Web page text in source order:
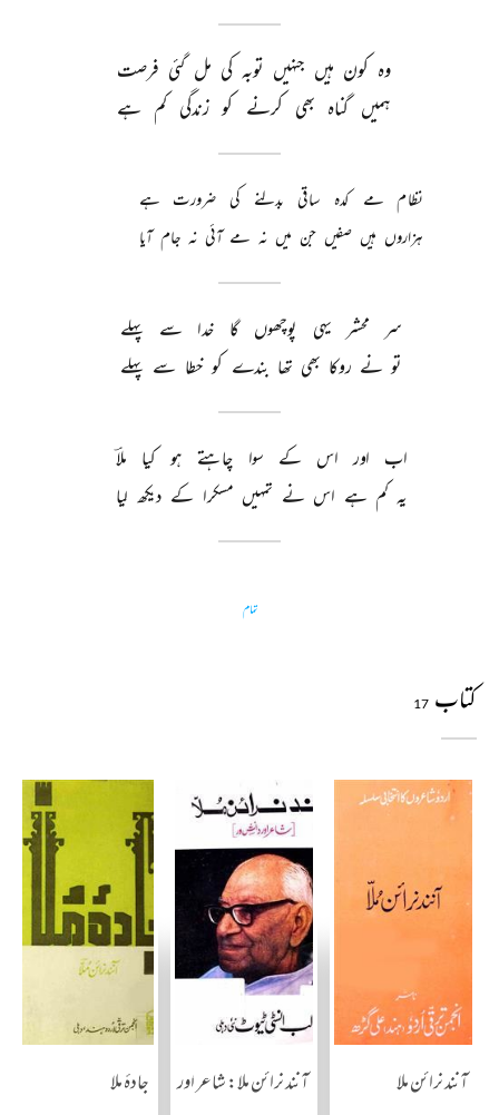
وہ کون ہیں جنہیں توبہ کی مل گئی فرصت
ہمیں گناہ بھی کرنے کو زندگی کم ہے
نظام مے کدہ ساقی بدلنے کی ضرورت
ہے
ہزاروں ہیں صفیں جن میں نہ مے آئی نہ جام آیا
سر محشر یہی پوچھوں گا خدا سے
پہلے
تو نے روکا بھی تھا بندے کو خطا سے پہلے
اب اور اس کے سوا چاہتے ہو کیا
ملاؔ
یہ کم ہے اس نے تمہیں مسکرا کے دیکھ لیا
تمام
کتاب 17
آنند نرائن ملا آنند نرائن ملا: شاعر اور دانش ورجادۂ ملا